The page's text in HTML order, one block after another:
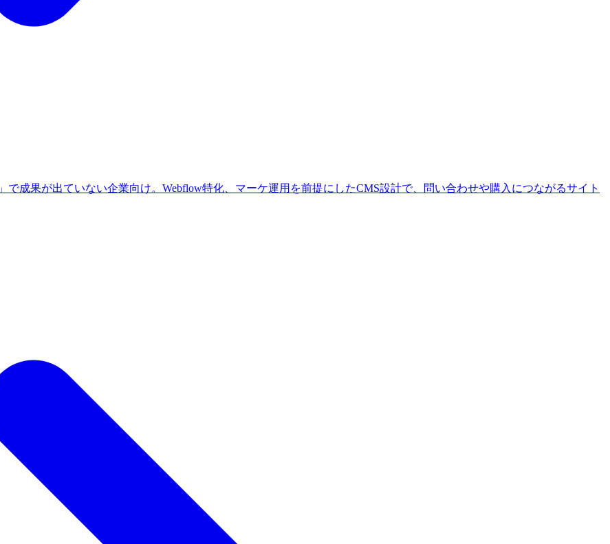
で成果が出ていない企業向け。Webflow特化、マーケ運用を前提にしたCMS設計で、問い合わせや購入につながるサイト